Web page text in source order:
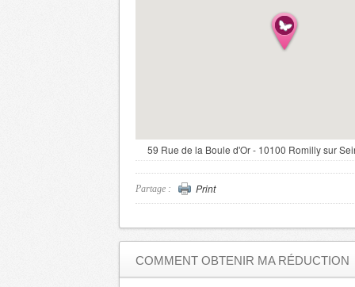
59 Rue de la Boule d'Or - 10100 Romilly sur
Partage : Print
COMMENT OBTENIR MA RÉDUCTION